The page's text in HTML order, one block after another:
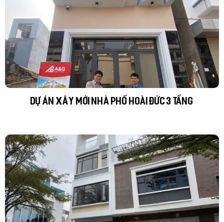
DỰ ÁN XÂY MỚI NHÀ PHỐ HOÀI ĐỨC 3 TẦNG